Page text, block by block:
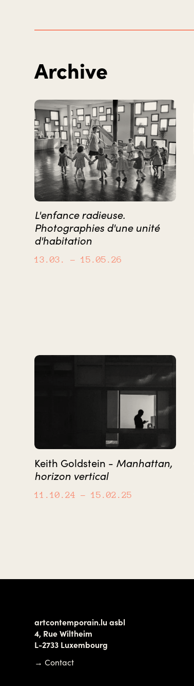
Archive
L'enfance radieuse.
Photographies d'une unité
d'habitation
13.03. – 15.05.26
Keith Goldstein - Manhattan,
horizon vertical
11.10.24 – 15.02.25
artcontemporain.lu asbl
4, Rue Wiltheim
L-2733 Luxembourg
→Contact